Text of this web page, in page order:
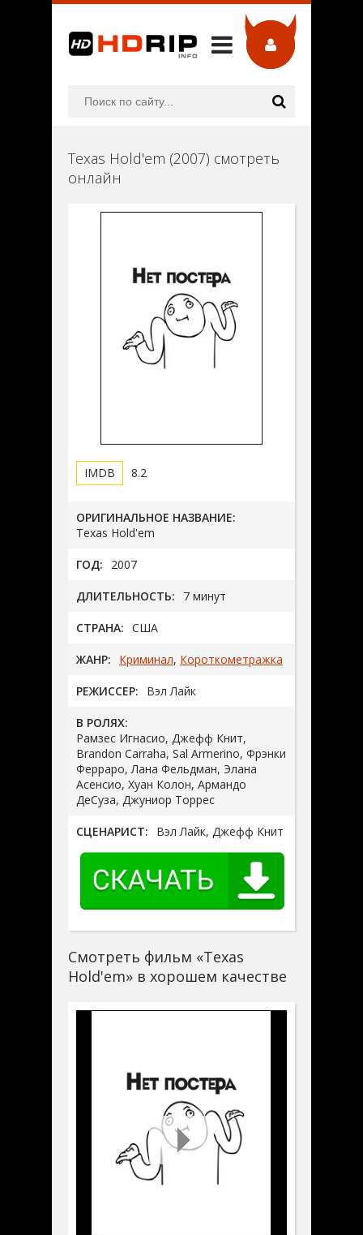
Texas Hold'em (2007) смотреть
онлайн
8.2
ОРИГИНАЛЬНОЕ НАЗВАНИЕ:
Texas Hold'em
ГОД: 2007
ДЛИТЕЛЬНОСТЬ: 7 минут
СТРАНА: США
ЖАНР: Криминал, Короткометражка
РЕЖИССЕР: Вэл Лайк
В РОЛЯХ:
Рамзес Игнасио, Джефф Книт,
Brandon Carraha, Sal Armerino, Фрэнки
Ферраро, Лана Фельдман, Элана
Асенсио, Хуан Колон, Армандо
ДеСуза, Джуниор Торрес
СЦЕНАРИСТ: Вэл Лайк, Джефф Книт
Смотреть фильм «Texas
Hold'em» в хорошем качестве